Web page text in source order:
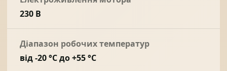
230 В
Діапазон робочих температур
від -20 °С до +55 °С